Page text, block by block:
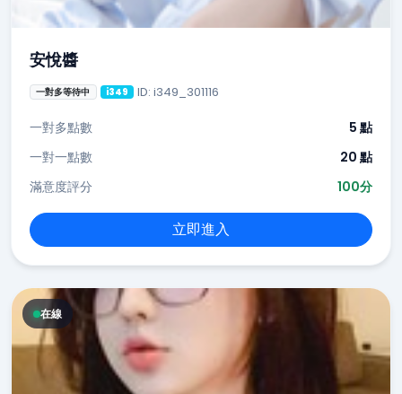
安悅醬
一對多等待中 i349 ID: i349_301116
一對多點數
5 點
一對一點數
20 點
滿意度評分
100分
立即進入
在線